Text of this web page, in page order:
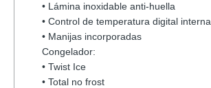
• Lámina inoxidable anti-huella
• Control de temperatura digital interna
• Manijas incorporadas
Congelador:
• Twist Ice
• Total no frost